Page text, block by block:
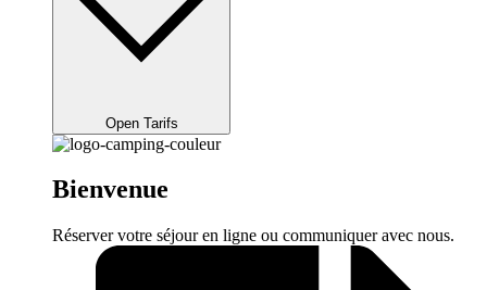
Open Tarifs
Bienvenue
Réserver votre séjour en ligne ou communiquer avec nous.